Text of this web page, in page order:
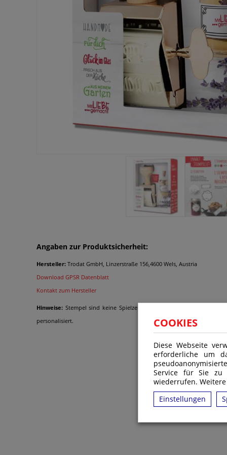
COOKIES
Diese Webseite
erforderliche um
Service für Sie zu
wiederrufen.
Einstellungen
Angaben zur Produktsicherheit:
Hersteller: Trodat GmbH, Linzerstraße 156,4600 Wels, Austria
Download GPSR Datenblatt
Kontakt zum Hersteller
Hinweise: Stempel sind keine Spielzeuge im Sinne der Verordnung
personalisiert.